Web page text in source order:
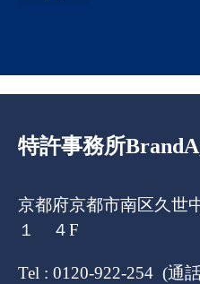
特許事務所
京都府京都市南区久世
１ ４F
Tel : 0120-922-254 (通